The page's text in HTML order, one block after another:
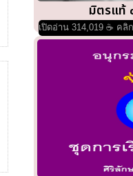
มิตรแท้
เปิดอ่าน 314,019 ☕ คลิ